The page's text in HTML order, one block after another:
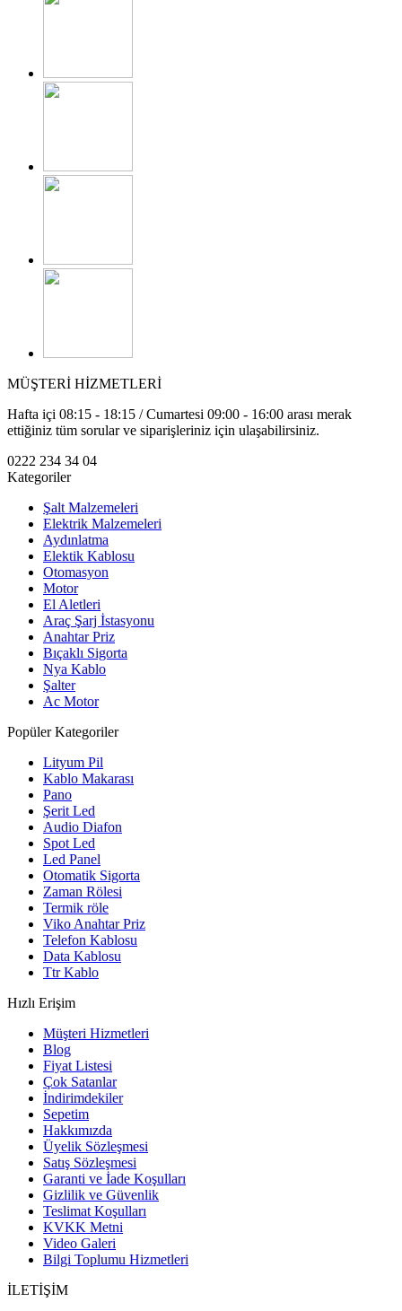
MÜŞTERİ HİZMETLERİ
Hafta içi 08:15 - 18:15 / Cumartesi 09:00 - 16:00 arası merak
ettiğiniz tüm sorular ve siparişleriniz için ulaşabilirsiniz.
0222 234 34 04
Kategoriler
Şalt Malzemeleri
Elektrik Malzemeleri
Aydınlatma
Elektik Kablosu
Otomasyon
Motor
El Aletleri
Araç Şarj İstasyonu
Anahtar Priz
Bıçaklı Sigorta
Nya Kablo
Şalter
Ac Motor
Popüler Kategoriler
Lityum Pil
Kablo Makarası
Pano
Şerit Led
Audio Diafon
Spot Led
Led Panel
Otomatik Sigorta
Zaman Rölesi
Termik röle
Viko Anahtar Priz
Telefon Kablosu
Data Kablosu
Ttr Kablo
Hızlı Erişim
Müşteri Hizmetleri
Blog
Fiyat Listesi
Çok Satanlar
İndirimdekiler
Sepetim
Hakkımızda
Üyelik Sözleşmesi
Satış Sözleşmesi
Garanti ve İade Koşulları
Gizlilik ve Güvenlik
Teslimat Koşulları
KVKK Metni
Video Galeri
Bilgi Toplumu Hizmetleri
İLETİŞİM